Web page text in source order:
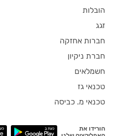
הובלות
זגג
חברות אחזקה
חברת ניקיון
חשמלאים
טכנאי גז
טכנאי מ. כביסה
הורידו את